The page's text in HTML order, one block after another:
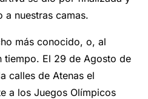
a nuestras camas.
más conocido, o, al
tiempo. El 29 de Agosto de
calles de Atenas el
a los Juegos Olímpicos